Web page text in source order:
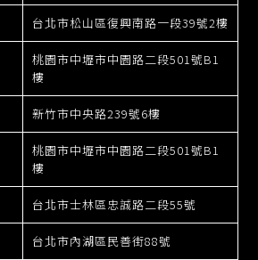
台北市松山區復興南路一段39號2樓
桃園市中壢市中園路二段501號B1
樓
新竹市中央路239號6樓
桃園市中壢市中園路二段501號B1
樓
台北市士林區忠誠路二段55號
台北市內湖區民善街88號